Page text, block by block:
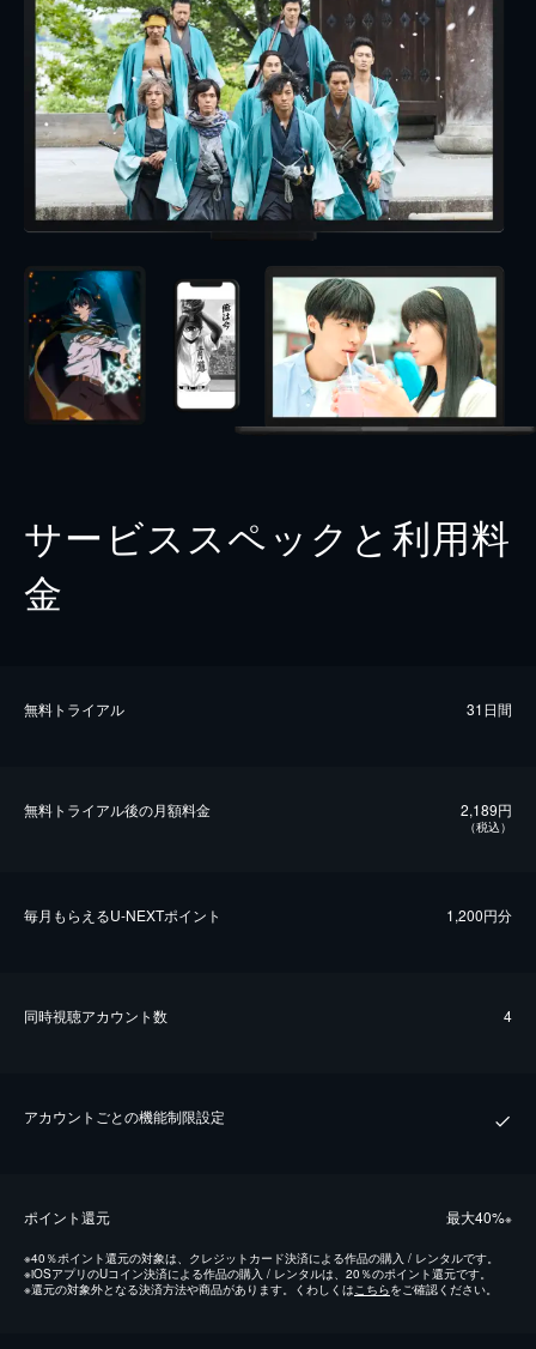
サービススペックと利用料
金
無料トライアル 31日間
無料トライアル後の⽉額料金 2,189円
（税込）
毎⽉もらえるU-NEXTポイント 1,200円分
同時視聴アカウント数 4
アカウントごとの機能制限設定
ポイント還元 最⼤40%※
※40％ポイント還元の対象は、クレジットカード決済による作品の購入 / レンタルです。
※iOSアプリのUコイン決済による作品の購入 / レンタルは、20％のポイント還元です。
※還元の対象外となる決済方法や商品があります。くわしくは こちらをご確認ください。